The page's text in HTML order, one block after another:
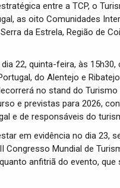
entre a TCP, o
as oito Comunidades
da Estrela, Região de
22, quinta-feira, às
do Alentejo e
no stand do Turismo
e previstas para 2026,
e de responsáveis do
em evidência no dia 23,
Congresso Mundial de
anfitriã do evento,